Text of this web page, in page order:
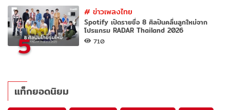
5
#ข่าวเพลงไทย
Spotify เปิดรายชื่อ 8 ศิลปินคลื่นลูกใหม่จาก
โปรแกรม RADAR Thailand 2026
710
แท็กยอดนิยม